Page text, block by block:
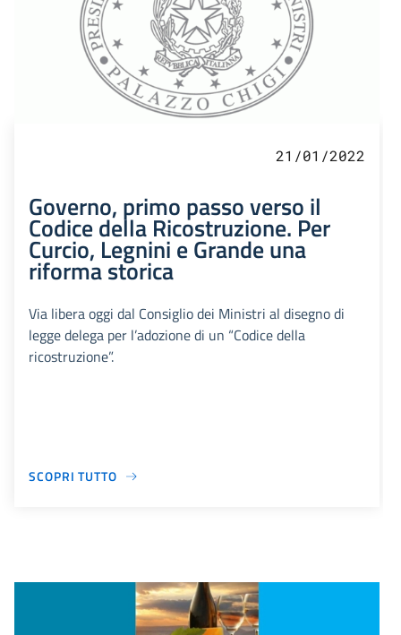
21/01/2022
Governo, primo passo verso il
Codice della Ricostruzione. Per
Curcio, Legnini e Grande una
riforma storica
Via libera oggi dal Consiglio dei Ministri al disegno di
legge delega per l’adozione di un “Codice della
ricostruzione”.
SCOPRI TUTTO